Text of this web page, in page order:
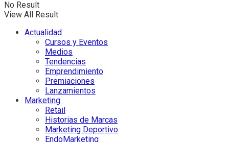
No Result
View All Result
Actualidad
Cursos y Eventos
Medios
Tendencias
Emprendimiento
Premiaciones
Lanzamientos
Marketing
Retail
Historias de Marcas
Marketing Deportivo
EndoMarketing